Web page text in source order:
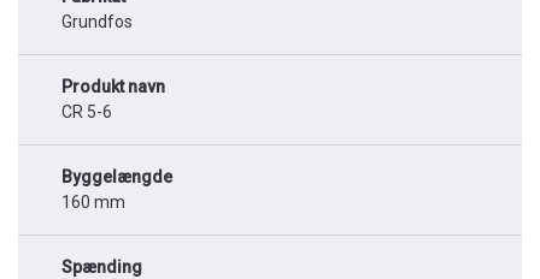
Grundfos
Produkt navn
CR 5-6
Byggelængde
160 mm
Spænding